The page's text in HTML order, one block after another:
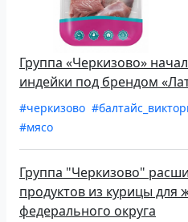
Группа «Черкизово»
индейки под брендом
#черкизово
#мясо
Группа "Черкизово"
продуктов из курицы для
федерального округа